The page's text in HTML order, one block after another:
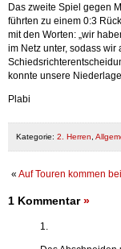
Das zweite Spiel gegen
führten zu einem 0:3
mit den Worten: „wir
im Netz unter, sodass
konnte unsere
Plabi
Kategorie: 2. Herren
« Auf Touren kommen
1 Kommentar»
1.